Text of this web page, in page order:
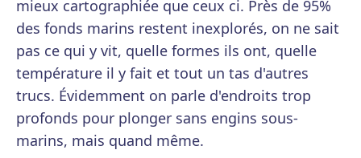
mieux cartographiée que ceux ci. Près de 95%
des fonds marins restent inexplorés, on ne sait
pas ce qui y vit, quelle formes ils ont, quelle
température il y fait et tout un tas d'autres
trucs. Évidemment on parle d'endroits trop
profonds pour plonger sans engins sous-
marins, mais quand même.